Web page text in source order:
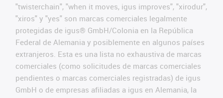
"twisterchain", "when it moves, igus improves", "xirodur",
"xiros" y "yes" son marcas comerciales legalmente
protegidas de igus® GmbH/Colonia en la República
Federal de Alemania y posiblemente en algunos países
extranjeros. Esta es una lista no exhaustiva de marcas
comerciales (como solicitudes de marcas comerciales
pendientes o marcas comerciales registradas) de igus
GmbH o de empresas afiliadas a igus en Alemania, la